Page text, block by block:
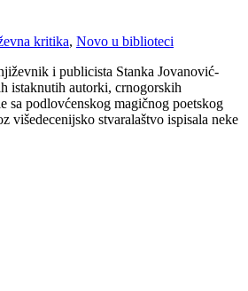
kritika, Novo u biblioteci
i publicista Stanka Jovanović-
istaknutih autorki, crnogorskih
sa podlovćenskog magičnog poetskog
višedecenijsko stvaralaštvo ispisala neke